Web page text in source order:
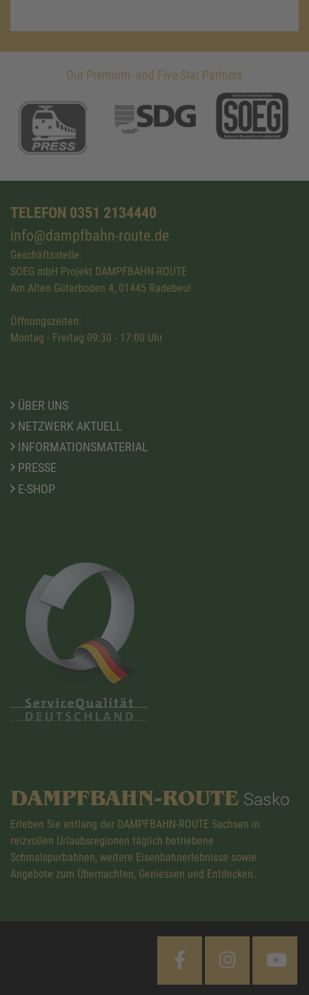
Our Premium- and Five-Star Partners
TELEFON 0351 2134440
info@dampfbahn-route.de
Geschäftsstelle:
SOEG mbH Projekt DAMPFBAHN-ROUTE
Am Alten Güterboden 4, 01445 Radebeul
Öffnungszeiten:
Montag - Freitag 09:30 - 17:00 Uhr
ÜBER UNS
NETZWERK AKTUELL
INFORMATIONSMATERIAL
PRESSE
E-SHOP
DAMPFBAHN-ROUTE Sasko
Erleben Sie entlang der DAMPFBAHN-ROUTE Sachsen in
reizvollen Urlaubsregionen täglich betriebene
Schmalspurbahnen, weitere Eisenbahnerlebnisse sowie
Angebote zum Übernachten, Geniessen und Entdecken.